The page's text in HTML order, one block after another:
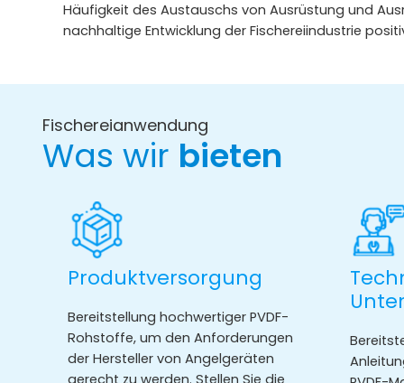
Häufigkeit des Austauschs von Ausrüstung und
nachhaltige Entwicklung der Fischereiindustrie
Fischereianwendung
Was wir bieten
Produktversorgung
Bereitstellung hochwertiger PVDF-
Rohstoffe, um den Anforderungen
der Hersteller von Angelgeräten
gerecht zu werden. Stellen Sie die